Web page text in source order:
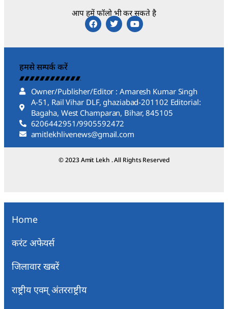
आप हमें फॉलो भी कर सकते है
हमसे सम्पर्क करें
Owner/Publisher/Editor : Amaresh Kumar Singh
A-51, Rail Vihar DLF, ghaziabad-201102 Editorial:
Bagaha, West Champaran, Bihar, 845105
6206442951/9905592472
amitlekhlivenews@gmail.com
© 2023 Amit Lekh . All Rights Reserved
Home
करंट अफेयर्स
जिलावार खबरें
राष्ट्रीय एवम् अंतरराष्ट्रीय